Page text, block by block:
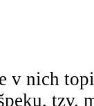
v nich
tzv.